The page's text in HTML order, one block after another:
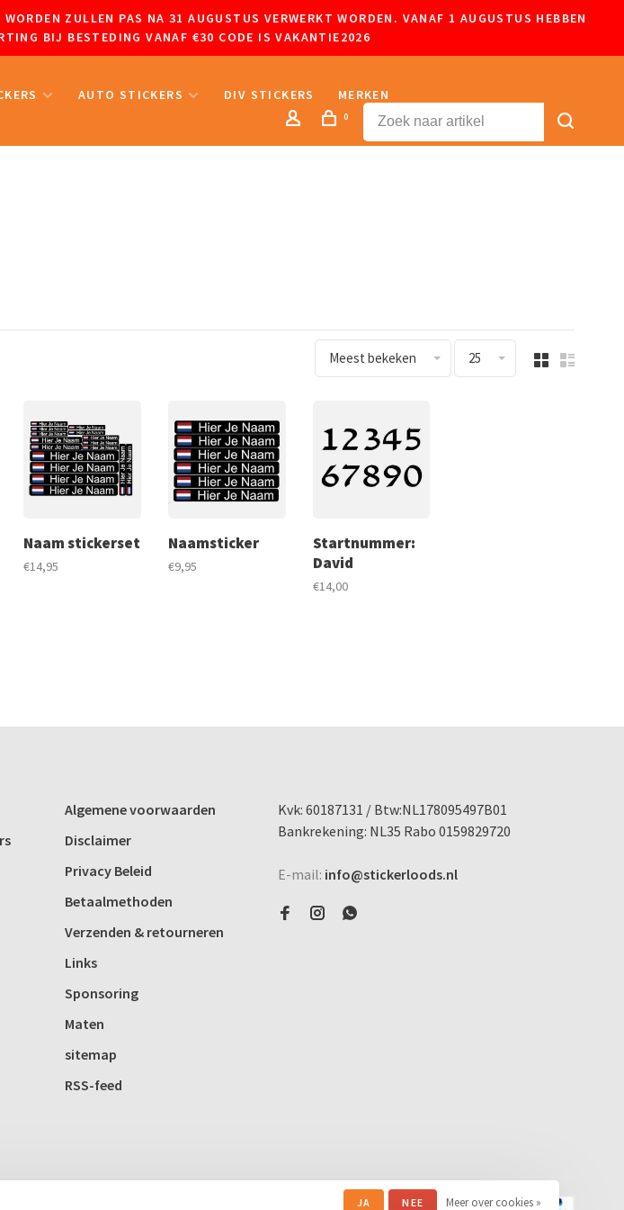
ZULLEN PAS NA 31 AUGUSTUS VERWERKT WORDEN. VANAF 1 AUGUSTUS HEBBEN
BIJ BESTEDING VANAF €30 CODE IS VAKANTIE2026
AUTO STICKERS DIV STICKERS MERKEN
0
Meest bekeken 25
Naam stickerset
€14,95
Naamsticker
€9,95
Startnummer:
David
€14,00
Algemene voorwaarden
Disclaimer
Privacy Beleid
Betaalmethoden
Verzenden & retourneren
Links
Sponsoring
Maten
sitemap
RSS-feed
Kvk: 60187131 / Btw:NL178095497B01
Bankrekening: NL35 Rabo 0159829720
E-mail: info@stickerloods.nl
JA NEE Meer over cookies »